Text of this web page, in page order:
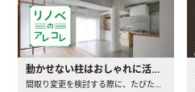
動かせない柱はおしゃれに活用！柱を魅せるリノベーション(リノベ)4選
間取り変更を検討する際に、たびたび皆さんの頭を悩ませる動か..